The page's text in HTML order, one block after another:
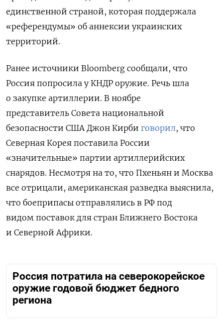
единственной страной, которая поддержала
«референдумы» об аннексии украинских
территорий.
Ранее источники Bloomberg сообщали, что
Россия попросила у КНДР оружие. Речь шла
о закупке артиллерии. В ноябре
представитель Совета национальной
безопасности США Джон Кирби говорил, что
Северная Корея поставила России
«значительные» партии артиллерийских
снарядов. Несмотря на то, что Пхеньян и Москва
все отрицали, американская разведка выяснила,
что боеприпасы отправлялись в РФ под
видом поставок для стран Ближнего Востока
и Северной Африки.
Россия потратила на северокорейское
оружие годовой бюджет бедного
региона